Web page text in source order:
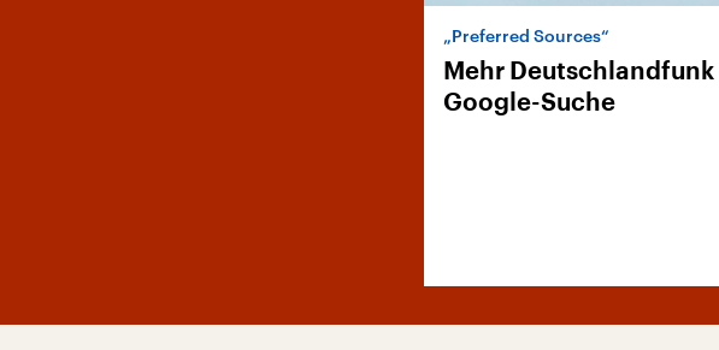
„Preferred Sources“
Mehr Deutschlandfunk
Google-Suche